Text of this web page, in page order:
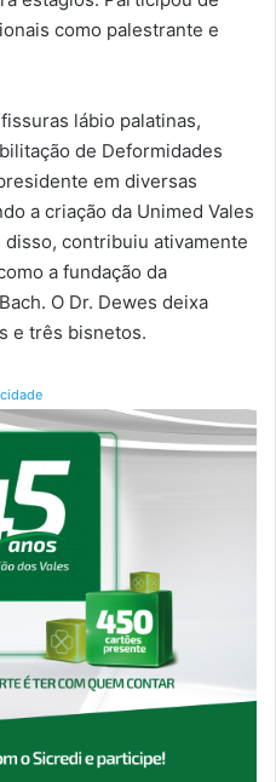
como palestrante e
lábio palatinas,
de Deformidades
em diversas
a criação da Unimed Vales
disso, contribuiu ativamente
a fundação da
O Dr. Dewes deixa
e três bisnetos.